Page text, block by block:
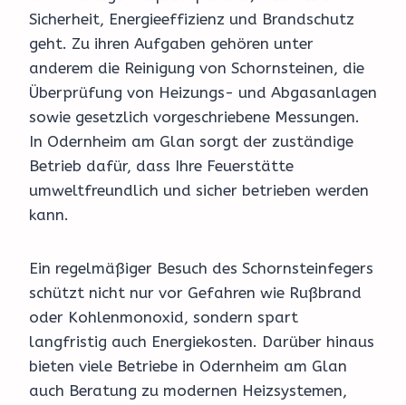
Sicherheit, Energieeffizienz und Brandschutz
geht. Zu ihren Aufgaben gehören unter
anderem die Reinigung von Schornsteinen, die
Überprüfung von Heizungs- und Abgasanlagen
sowie gesetzlich vorgeschriebene Messungen.
In Odernheim am Glan sorgt der zuständige
Betrieb dafür, dass Ihre Feuerstätte
umweltfreundlich und sicher betrieben werden
kann.
Ein regelmäßiger Besuch des Schornsteinfegers
schützt nicht nur vor Gefahren wie Rußbrand
oder Kohlenmonoxid, sondern spart
langfristig auch Energiekosten. Darüber hinaus
bieten viele Betriebe in Odernheim am Glan
auch Beratung zu modernen Heizsystemen,